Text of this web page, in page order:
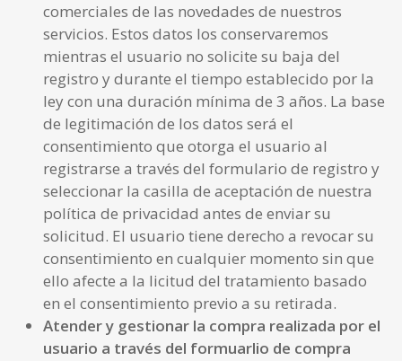
comerciales de las novedades de nuestros
servicios. Estos datos los conservaremos
mientras el usuario no solicite su baja del
registro y durante el tiempo establecido por la
ley con una duración mínima de 3 años. La base
de legitimación de los datos será el
consentimiento que otorga el usuario al
registrarse a través del formulario de registro y
seleccionar la casilla de aceptación de nuestra
política de privacidad antes de enviar su
solicitud. El usuario tiene derecho a revocar su
consentimiento en cualquier momento sin que
ello afecte a la licitud del tratamiento basado
en el consentimiento previo a su retirada.
Atendery gestionar la compra realizada por el
usuario a través del formuarlio de compra